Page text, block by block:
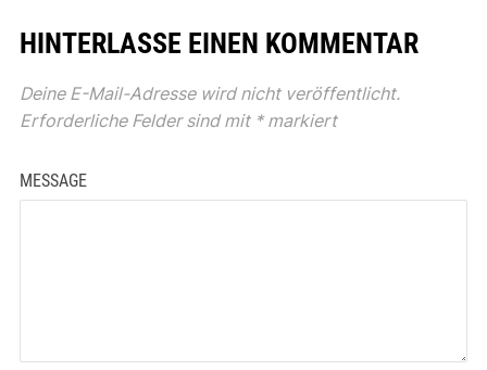
HINTERLASSE EINEN KOMMENTAR
Deine E-Mail-Adresse wird nicht veröffentlicht.
Erforderliche Felder sind mit *markiert
MESSAGE